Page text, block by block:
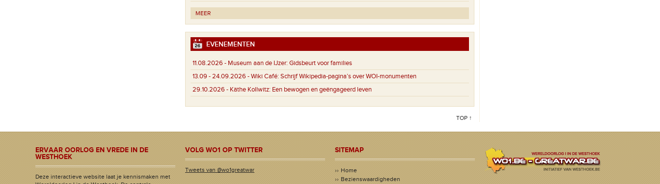
MEER
EVENEMENTEN
11.08.2026 - Museum aan de IJzer: Gidsbeurt voor families
13.09 - 24.09.2026 -Wiki Café: Schrijf Wikipedia-pagina’s over WOI-monumenten
29.10.2026 - Käthe Kollwitz: Een bewogen en geëngageerd leven
TOP ↑
ERVAAR OORLOG EN VREDE IN DE
WESTHOEK
Deze interactieve website laat je kennismaken met
VOLG WO1 OP TWITTER
Tweets van @wo1greatwar
SITEMAP
Home
Bezienswaardigheden